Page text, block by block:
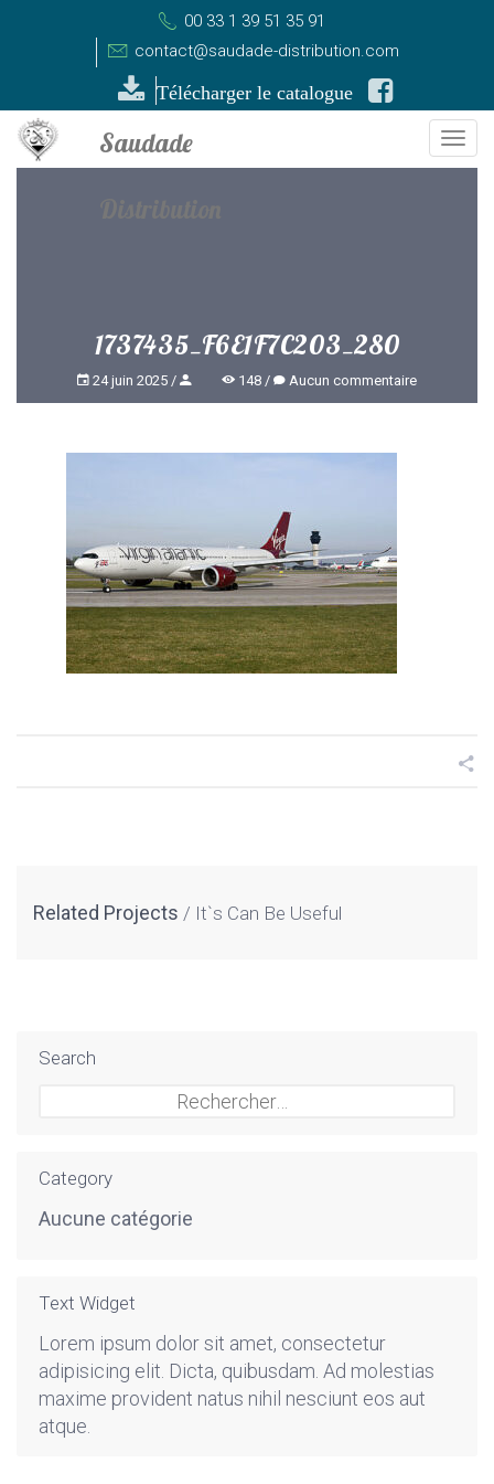
00 33 1 39 51 35 91
contact@saudade-distribution.com
Télécharger le catalogue
1737435_F6E1F7C203_280
24 juin 2025 148 Aucun commentaire
Related Projects It`s Can Be Useful
Search
Category
Aucune catégorie
Text Widget
Lorem ipsum dolor sit amet, consectetur
adipisicing elit. Dicta, quibusdam. Ad molestias
maxime provident natus nihil nesciunt eos aut
atque.